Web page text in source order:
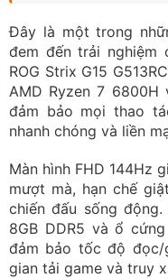
Đây là một trong
đem đến trải nghiệm
ROG Strix G15
AMD Ryzen 7 6800H
đảm bảo mọi thao
nhanh chóng và liền
Màn hình FHD 144Hz
mượt mà, hạn chế
chiến đấu sống động.
8GB DDR5 và ổ
đảm bảo tốc độ đọc/
gian tải game và truy